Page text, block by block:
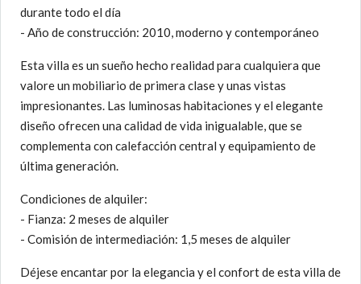
durante todo el día
- Año de construcción: 2010, moderno y contemporáneo
Esta villa es un sueño hecho realidad para cualquiera que
valore un mobiliario de primera clase y unas vistas
impresionantes. Las luminosas habitaciones y el elegante
diseño ofrecen una calidad de vida inigualable, que se
complementa con calefacción central y equipamiento de
última generación.
Condiciones de alquiler:
- Fianza: 2 meses de alquiler
- Comisión de intermediación: 1,5 meses de alquiler
Déjese encantar por la elegancia y el confort de esta villa de